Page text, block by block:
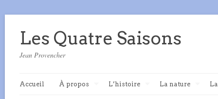
Les Quatre Saisons
Jean Provencher
Accueil À propos L’histoire La nature